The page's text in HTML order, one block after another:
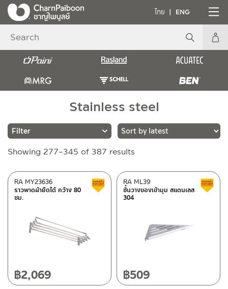
ไทย ENG
Stainless steel
Brands
RASLAND
(286)
BEN
Shower hose
Bathroom accessories(84)
Showing 277–345 of 387 results
latest
ราวพาดผ้ายืดได้ กว้าง 80
ซม.
RA MY23636 Clearance sale
฿2,069
ชั้นวางของเข้ามุม สแตนเลส
304
RA ML39
฿509